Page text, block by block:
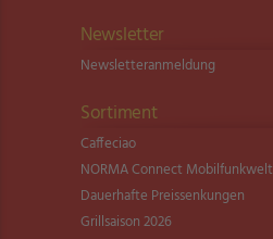
Newsletter
Newsletter­anmeldung
Sortiment
Caffeciao
NORMA Connect Mobilfunkwelt
Dauerhafte Preissenkungen
Grillsaison 2026